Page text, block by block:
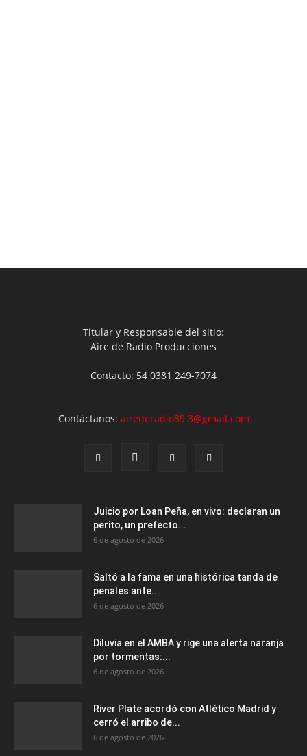
Titular y Responsable del sitio:
Aire de Radio Producciones
Contacto: 54 0381 249-7074
Contáctanos: airederadio89.3@gmail.com
Juicio por Loan Peña, en vivo: declaran un
perito, un prefecto...
6 de agosto de 2026
Saltó a la fama en una histórica tanda de
penales ante...
6 de agosto de 2026
Diluvia en el AMBA y rige una alerta naranja
por tormentas:...
6 de agosto de 2026
River Plate acordó con Atlético Madrid y
cerró el arribo de...
6 de agosto de 2026